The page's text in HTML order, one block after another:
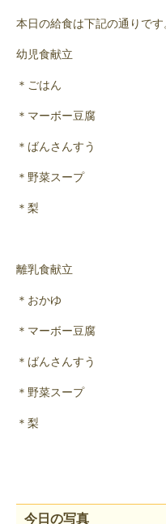
本日の給食は下記の通りです
幼児食献立
＊ごはん
＊マーボー豆腐
＊ばんさんすう
＊野菜スープ
＊梨
離乳食献立
＊おかゆ
＊マーボー豆腐
＊ばんさんすう
＊野菜スープ
＊梨
今日の写真